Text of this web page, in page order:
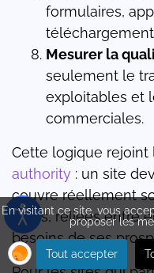
formulaires,
Mesurer la
seulement le
exploitables et
commerciales.
Cette logique rejoint
authority : un site
couvre réellement
utiles, reliées entre
besoins de ses
En visitant ce site, vous
proposer les
Tout accepter